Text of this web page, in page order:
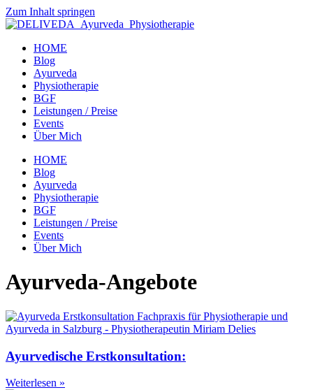
Zum Inhalt springen
HOME
Blog
Ayurveda
Physiotherapie
BGF
Leistungen / Preise
Events
Über Mich
HOME
Blog
Ayurveda
Physiotherapie
BGF
Leistungen / Preise
Events
Über Mich
Ayurveda-Angebote
Ayurvedische Erstkonsultation:
Weiterlesen »